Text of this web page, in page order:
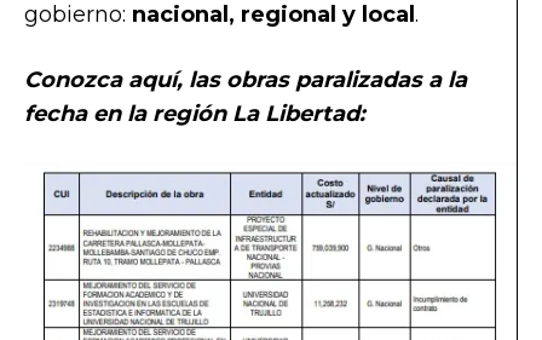
gobierno: nacional, regional y local .
Conozca aquí, las obras paralizadas a la
fecha en la región La Libertad: